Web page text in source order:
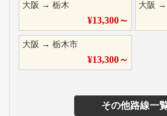
大阪 → 栃木
¥13,300～
大阪
大阪 → 栃木市
¥13,300～
その他路線一